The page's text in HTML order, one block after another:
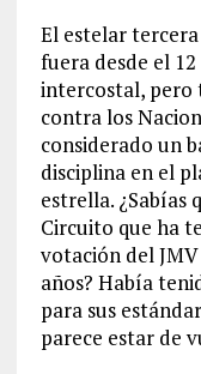
El estelar
fuera desde el
intercostal, pero
contra los
considerado un
disciplina en el
estrella. ¿Sabías
Circuito que ha
votación del
años? Había
para sus
parece estar de